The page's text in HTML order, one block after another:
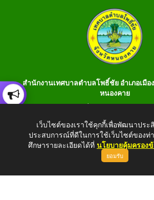
สำนักงานเทศบาลตำบลโพธิ์ชัย อำเภอเมือ
หนองคาย
990401 โทรสาร 042-
E-Saraban :
เว็บไซต์ของเราใช้คุกกี้เพื่อพัฒนาปร
ประสบการณ์ที่ดีในการใช้เว็บไซต์ของท่
ศึกษารายละเอียดได้ที่ นโยบายคุ้มครอง
ยอมรับ